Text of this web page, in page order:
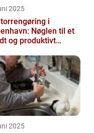
2025
i
Nøglen til et
og produktivt
2025